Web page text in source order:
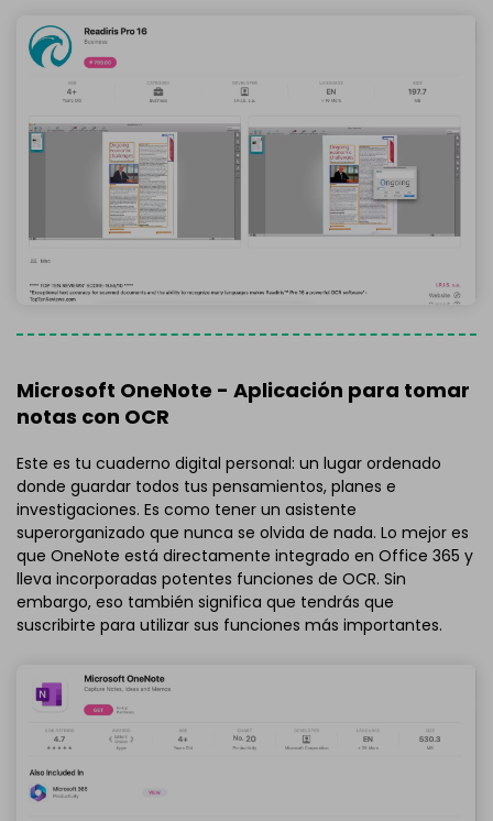
Microsoft OneNote - Aplicación para tomar
notas con OCR
Este es tu cuaderno digital personal: un lugar ordenado
donde guardar todos tus pensamientos, planes e
investigaciones. Es como tener un asistente
superorganizado que nunca se olvida de nada. Lo mejor es
que OneNote está directamente integrado en Office 365 y
lleva incorporadas potentes funciones de OCR. Sin
embargo, eso también significa que tendrás que
suscribirte para utilizar sus funciones más importantes.